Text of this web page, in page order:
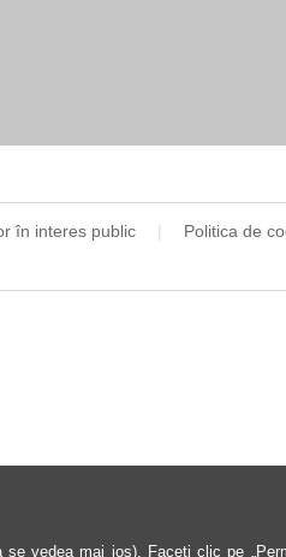
vedea mai jos). Faceți clic pe
în interes public Politica de